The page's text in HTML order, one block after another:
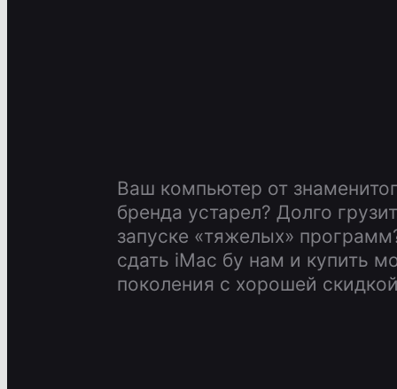
Ваш компьютер от
бренда устарел? Долго
запуске «тяжелых»
сдать iMac бу нам и купить
поколения с хорошей